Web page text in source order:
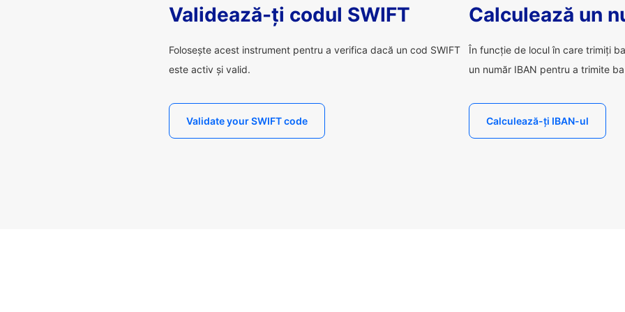
Validează-ți codul SWIFT
Folosește acest instrument pentru a verifica dacă un cod SWIFT
este activ și valid.
Validate your SWIFT code
Calculează un
În funcție de locul în care trimiți
un număr IBAN pentru a trimite
Calculează-ți IBAN-ul